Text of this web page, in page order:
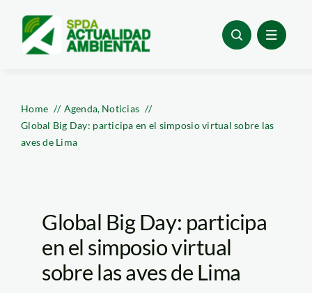
content
Home Agenda Noticias
Global Big Day: participa en el simposio virtual sobre las
aves de Lima
Global Big Day: participa
en el simposio virtual
sobre las aves de Lima